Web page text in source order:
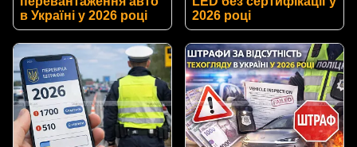
в Україні у 2026 році
2026 році